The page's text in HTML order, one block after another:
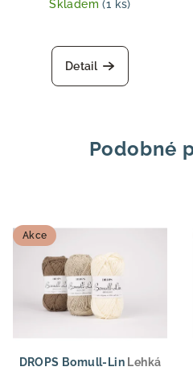
Skladem(1 ks)
Detail
Podobné
Akce
DROPS Bomull-Lin Lehká